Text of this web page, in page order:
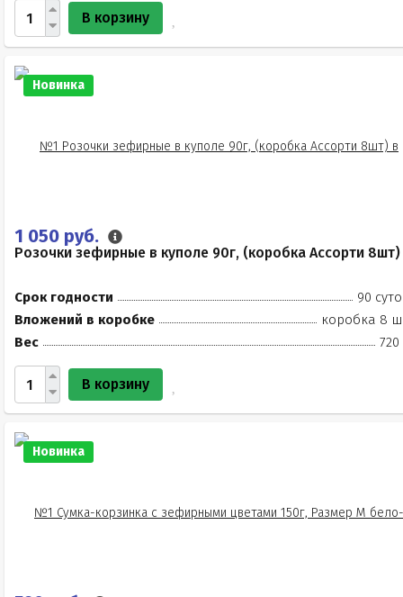
В корзину
Новинка
1 050 руб.
Розочки зефирные в куполе 90г, (коробка Ассорти 8шт)
Срок годности
90
Вложений в коробке
коробка 8
Вес
720
В корзину
Новинка